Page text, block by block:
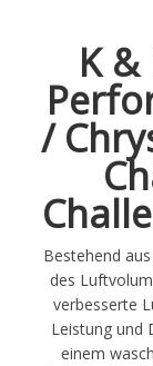
K
/
Bestehend
des
verbesserte
Leistung und
einem